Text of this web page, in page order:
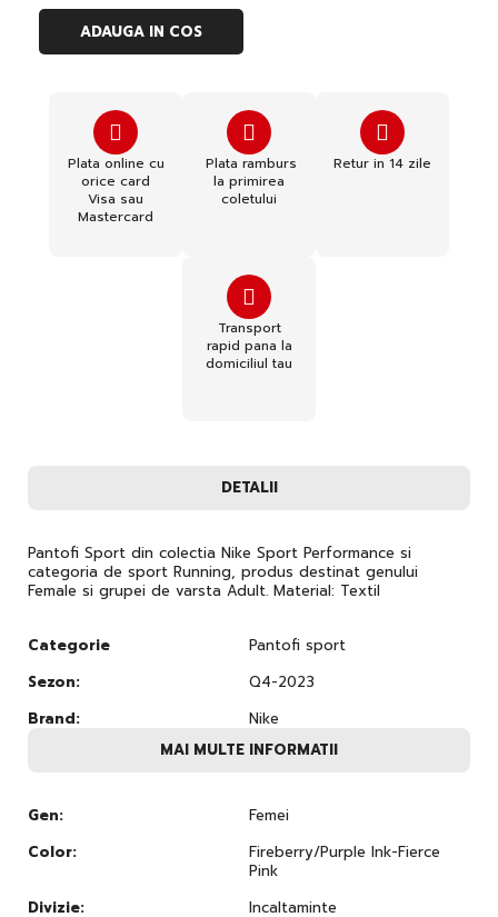
ADAUGA IN COS
Plata online cu
orice card
Visa sau
Mastercard
Plata ramburs
la primirea
coletului
Retur in 14 zile
Transport
rapid pana la
domiciliul tau
DETALII
Pantofi Sport din colectia Nike Sport Performance si
categoria de sport Running, produs destinat genului
Female si grupei de varsta Adult. Material: Textil
Categorie
Pantofi sport
Sezon:
Q4-2023
Brand:
Nike
MAI MULTE INFORMATII
Gen:
Femei
Color:
Fireberry/Purple Ink-Fierce
Pink
Divizie:
Incaltaminte